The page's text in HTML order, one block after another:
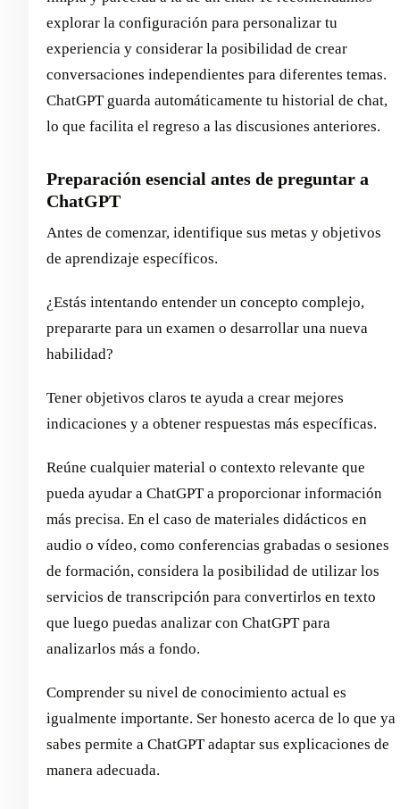
explorar la configuración para personalizar tu
experiencia y considerar la posibilidad de crear
conversaciones independientes para diferentes temas.
ChatGPT guarda automáticamente tu historial de chat,
lo que facilita el regreso a las discusiones anteriores.
Preparación esencial antes de preguntar a
ChatGPT
Antes de comenzar, identifique sus metas y objetivos
de aprendizaje específicos.
¿Estás intentando entender un concepto complejo,
prepararte para un examen o desarrollar una nueva
habilidad?
Tener objetivos claros te ayuda a crear mejores
indicaciones y a obtener respuestas más específicas.
Reúne cualquier material o contexto relevante que
pueda ayudar a ChatGPT a proporcionar información
más precisa. En el caso de materiales didácticos en
audio o vídeo, como conferencias grabadas o sesiones
de formación, considera la posibilidad de utilizar los
servicios de transcripción para convertirlos en texto
que luego puedas analizar con ChatGPT para
analizarlos más a fondo.
Comprender su nivel de conocimiento actual es
igualmente importante. Ser honesto acerca de lo que ya
sabes permite a ChatGPT adaptar sus explicaciones de
manera adecuada.